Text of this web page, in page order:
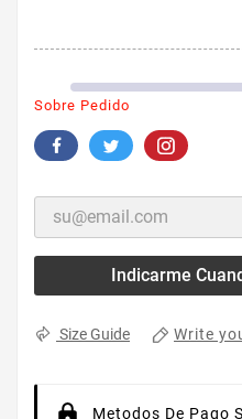
Sobre Pedido
Indicarme
Size Guide Write
Metodos De Pago